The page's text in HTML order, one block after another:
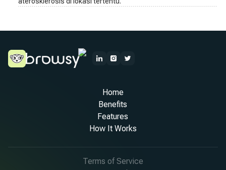
Home
Benefits
Features
How It Works
Terms of Service